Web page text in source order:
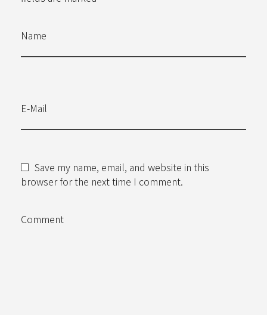
Name
E-Mail
Save my name, email, and website in this
browser for the next time I comment.
Comment